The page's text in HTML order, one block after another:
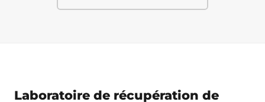
Laboratoire de récupération de